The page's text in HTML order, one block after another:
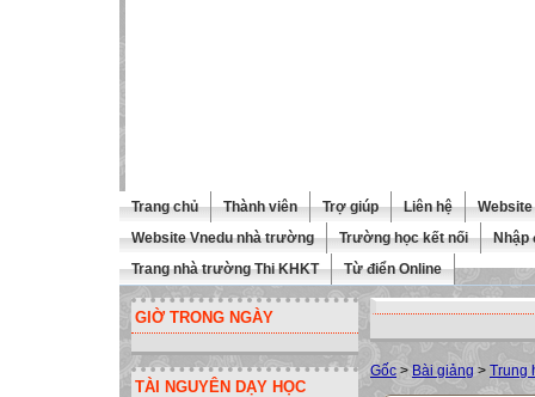
Trang chủ Thành viên Trợ giúp Liên hệ
Website Vnedu nhà trường
Trường học kết nối
Nhập
Trang nhà trường Thi KHKT
Từ điển Online
GIỜ TRONG NGÀY
TÀI NGUYÊN DẠY HỌC
Gốc > Bài giảng > Trung